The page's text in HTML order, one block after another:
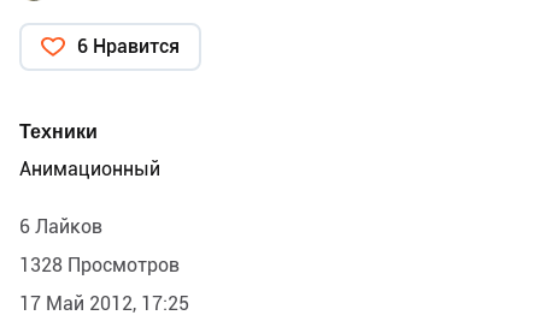
6 Нравится
Техники
Анимационный
6 Лайков
1328 Просмотров
17 Май 2012, 17:25